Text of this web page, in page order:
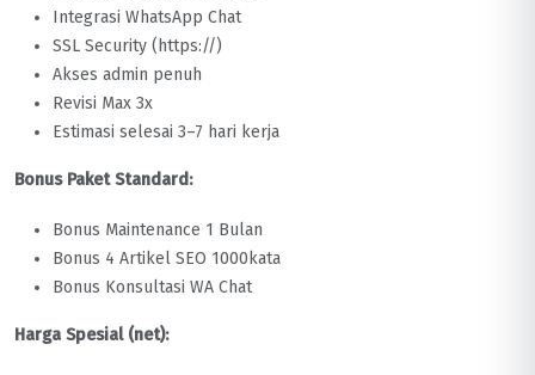
Integrasi WhatsApp Chat
SSL Security (https://)
Akses admin penuh
Revisi Max 3x
Estimasi selesai 3–7 hari kerja
Bonus Paket Standard:
Bonus Maintenance 1 Bulan
Bonus 4 Artikel SEO 1000kata
Bonus Konsultasi WA Chat
Harga Spesial (net):